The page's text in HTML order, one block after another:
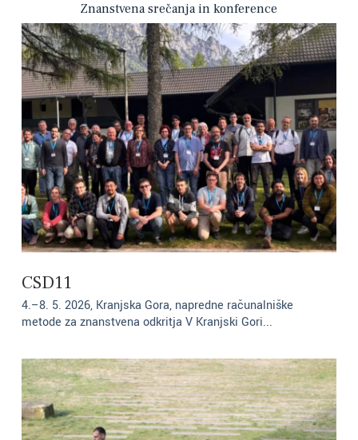
Znanstvena srečanja in konference
CSD11
4.–8. 5. 2026, Kranjska Gora, napredne računalniške
metode za znanstvena odkritja V Kranjski Gori...